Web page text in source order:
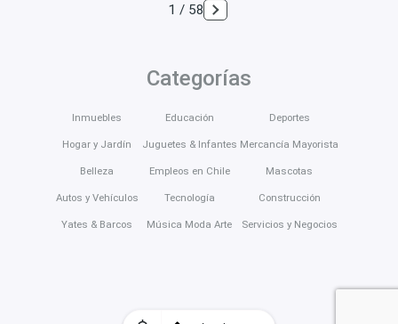
1 / 58
Categorías
Inmuebles
Hogar y Jardín
Belleza
Autos y Vehículos
Yates & Barcos
Educación
Juguetes & Infantes
Empleos en Chile
Tecnología
Música Moda Arte
Deportes
Mercancía Mayorista
Mascotas
Construcción
Servicios y Negocios